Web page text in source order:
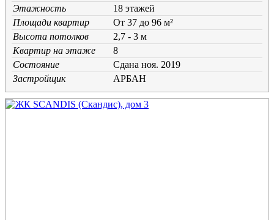
Этажность
18 этажей
Площади квартир
От 37 до 96 м²
Высота потолков
2,7 - 3 м
Квартир на этаже
8
Состояние
Cдана ноя. 2019
Застройщик
АРБАН